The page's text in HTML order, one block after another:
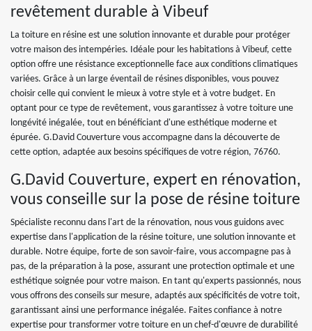
revêtement durable à Vibeuf
La toiture en résine est une solution innovante et durable pour protéger
votre maison des intempéries. Idéale pour les habitations à Vibeuf, cette
option offre une résistance exceptionnelle face aux conditions climatiques
variées. Grâce à un large éventail de résines disponibles, vous pouvez
choisir celle qui convient le mieux à votre style et à votre budget. En
optant pour ce type de revêtement, vous garantissez à votre toiture une
longévité inégalée, tout en bénéficiant d'une esthétique moderne et
épurée. G.David Couverture vous accompagne dans la découverte de
cette option, adaptée aux besoins spécifiques de votre région, 76760.
G.David Couverture, expert en rénovation,
vous conseille sur la pose de résine toiture
Spécialiste reconnu dans l'art de la rénovation, nous vous guidons avec
expertise dans l'application de la résine toiture, une solution innovante et
durable. Notre équipe, forte de son savoir-faire, vous accompagne pas à
pas, de la préparation à la pose, assurant une protection optimale et une
esthétique soignée pour votre maison. En tant qu'experts passionnés, nous
vous offrons des conseils sur mesure, adaptés aux spécificités de votre toit,
garantissant ainsi une performance inégalée. Faites confiance à notre
expertise pour transformer votre toiture en un chef-d'œuvre de durabilité